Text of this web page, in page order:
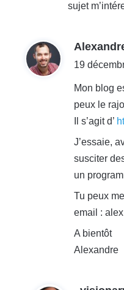
sujet
19
Mon blog
peux le
Il s’agit d’
J’essaie,
susciter
un
Tu peux
email :
A bientôt
Alexandre